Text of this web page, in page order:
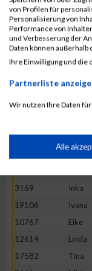
13982
Maria
16781
11527
20265
Kinga
18782
10325
Ano
Natalie
3169
Inka
19106
Ivana
10767
Eike
12614
Linda
17582
Tina
von Profilen für
Personalisierung von
Performance von
und Verbesserung der
Daten können außerhalb
Ihre Einwilligung und die
Partnerliste
Wir nutzen Ihre Daten
Speichern von
Erstellung von
Verwendung von
Alle